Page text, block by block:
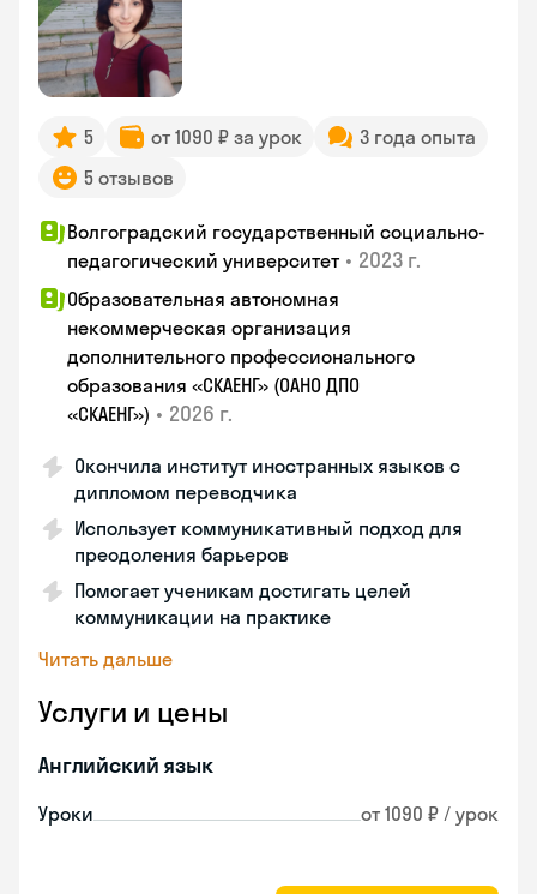
5 от 1090 ₽ за урок
3 года опыта
5 отзывов
Волгоградский государственный социально-
педагогический университет • 2023 г.
Образовательная автономная
некоммерческая организация
дополнительного профессионального
образования «СКАЕНГ» (ОАНО ДПО
«СКАЕНГ») • 2026 г.
Окончила институт иностранных языков с
дипломом переводчика
Использует коммуникативный подход для
преодоления барьеров
Помогает ученикам достигать целей
коммуникации на практике
Читать дальше
Услуги и цены
Английский язык
Уроки от 1090 ₽ / урок